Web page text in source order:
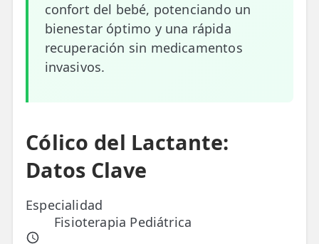
📧 Contacta
ESPECIALIDADES
🩻 Fisioterapia Traumatológica
😧 Fisioterapia ATM
🦴 Osteopatía
🫶 Suelo Pélvico
💆 Masajes Madrid
🏅 Fisioterapia Deportiva
confort del bebé, potenciando un
bienestar óptimo y una rápida
recuperación sin medicamentos
invasivos.
Cólico del Lactante:
Datos Clave
Especialidad
Fisioterapia Pediátrica